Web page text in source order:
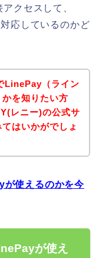
クセスして、
応しているのかど
LinePay（ライン
を知りたい方
レニー)の公式サ
はいかがでしょ
使えるのかを今
が使え